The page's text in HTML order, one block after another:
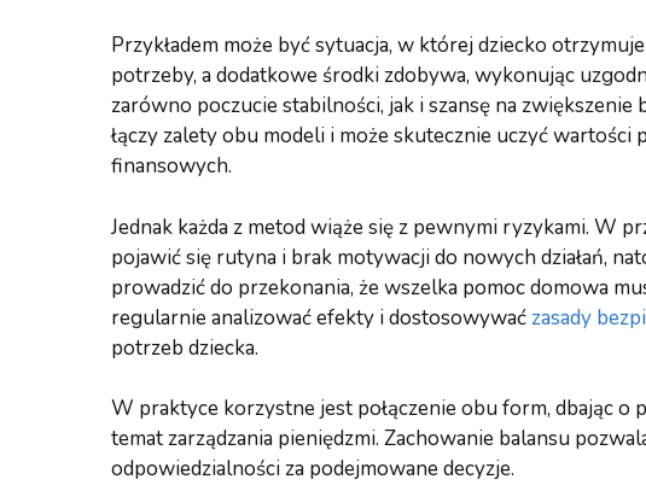
Przykładem może być sytuacja, w której dziecko
potrzeby, a dodatkowe środki zdobywa, wykonując
zarówno poczucie stabilności, jak i szansę na zwiększenie
łączy zalety obu modeli i może skutecznie uczyć
finansowych.
Jednak każda z metod wiąże się z pewnymi ryzykami. W
pojawić się rutyna i brak motywacji do nowych działań,
prowadzić do przekonania, że wszelka pomoc domowa
regularnie analizować efekty i dostosowywać zasady
potrzeb dziecka.
W praktyce korzystne jest połączenie obu form, dbając o
temat zarządzania pieniędzmi. Zachowanie balansu
odpowiedzialności za podejmowane decyzje.